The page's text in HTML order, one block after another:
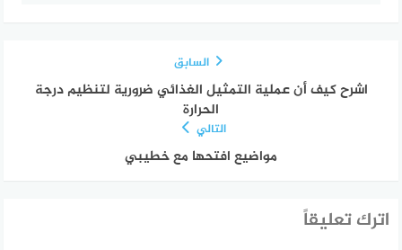
السابق
اشرح كيف أن عملية التمثيل الغذائي ضرورية لتنظيم درجة
الحرارة
التالي
مواضيع افتحها مع خطيبي
اترك تعليقاً